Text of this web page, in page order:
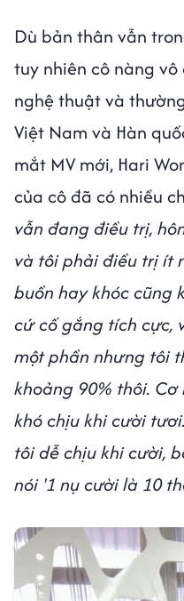
Dù bản thân vẫn
tuy nhiên cô nàng
nghệ thuật và
Việt Nam và Hàn
mắt MV mới, Hari
của cô đã có nhiều
vẫn đang điều trị,
và tôi phải điều trị ít
buồn hay khóc cũng
cứ cố gắng tích cực,
một phần nhưng tôi
khoảng 90% thôi.
khó chịu khi cười
tôi dễ chịu khi cười,
nói '1 nụ cười là 10